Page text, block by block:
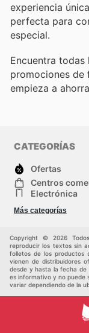
experiencia
perfecta para
especial.
Encuentra
promociones de
empieza a
CATEGORÍAS
Ofertas
Centros
Electrónica
Deporte
Moda
Más categorías
Copyright © 2026
reproducir los textos sin
folletos de los productos
vienen de distribuidores
desde y hasta la fecha
es informativo y no puede
variar dependiendo de la